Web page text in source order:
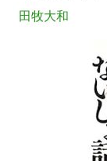
田牧大和